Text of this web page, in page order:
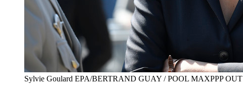
Sylvie Goulard EPA/BERTRAND GUAY / POOL MAXPPP OUT